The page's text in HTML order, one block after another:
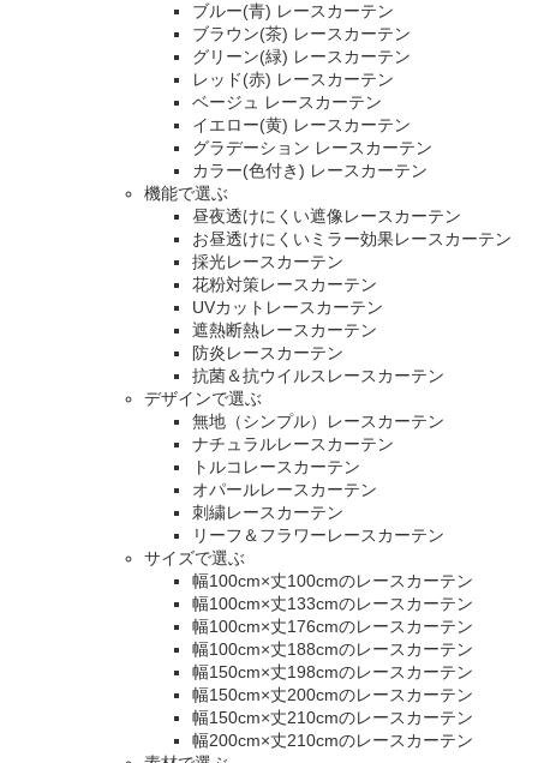
ブルー(青) レースカーテン
ブラウン(茶) レースカーテン
グリーン(緑) レースカーテン
レッド(赤) レースカーテン
ベージュ レースカーテン
イエロー(黄) レースカーテン
グラデーション レースカーテン
カラー(色付き) レースカーテン
機能で選ぶ
昼夜透けにくい遮像レースカーテン
お昼透けにくいミラー効果レースカーテン
採光レースカーテン
花粉対策レースカーテン
UVカットレースカーテン
遮熱断熱レースカーテン
防炎レースカーテン
抗菌＆抗ウイルスレースカーテン
デザインで選ぶ
無地（シンプル）レースカーテン
ナチュラルレースカーテン
トルコレースカーテン
オパールレースカーテン
刺繍レースカーテン
リーフ＆フラワーレースカーテン
サイズで選ぶ
幅100cm×丈100cmのレースカーテン
幅100cm×丈133cmのレースカーテン
幅100cm×丈176cmのレースカーテン
幅100cm×丈188cmのレースカーテン
幅150cm×丈198cmのレースカーテン
幅150cm×丈200cmのレースカーテン
幅150cm×丈210cmのレースカーテン
幅200cm×丈210cmのレースカーテン